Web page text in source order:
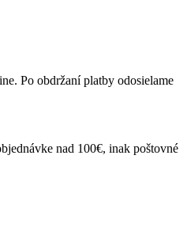
Po obdržaní platby odosielame
nad 100€, inak poštovné